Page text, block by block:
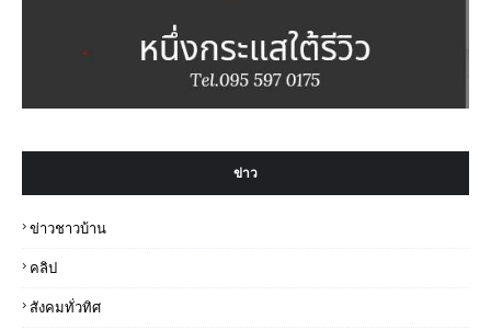
ข่าว
ข่าวชาวบ้าน
คลิป
สังคมทั่วทิศ